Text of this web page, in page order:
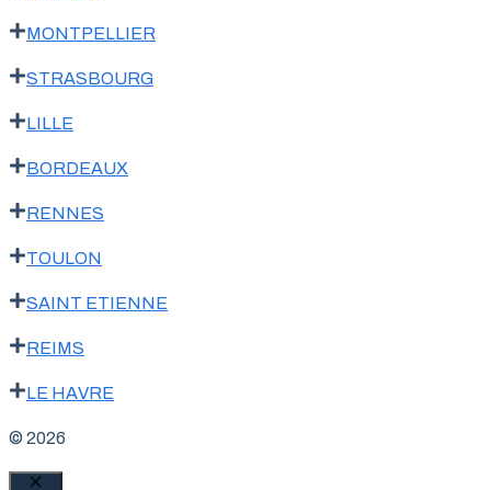
MONTPELLIER
STRASBOURG
LILLE
BORDEAUX
RENNES
TOULON
SAINT ETIENNE
REIMS
LE HAVRE
© 2026